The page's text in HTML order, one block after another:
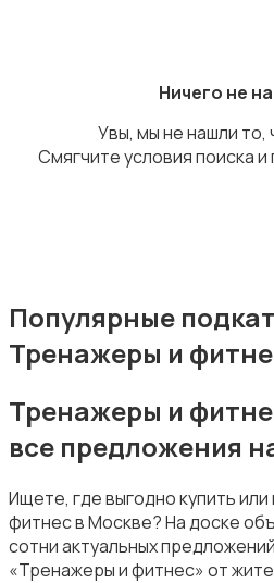
Водные виды спорта
Единоборства
Зимние виды спорта
Ничего не
Увы, мы не нашли то,
Смягчите условия поиска
Популярные
Тренажеры и
Тренажеры и
все предложения
Ищете, где выгодно купить
фитнес в Москве? На доске
сотни актуальных
«Тренажеры и фитнес» от